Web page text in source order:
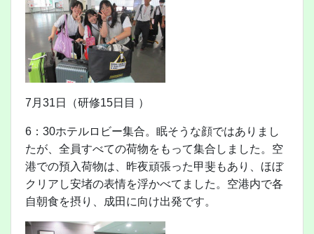
7月31日（研修15日目 ）
6：30ホテルロビー集合。眠そうな顔ではありまし
たが、全員すべての荷物をもって集合しました。空
港での預入荷物は、昨夜頑張った甲斐もあり、ほぼ
クリアし安堵の表情を浮かべてました。空港内で各
自朝食を摂り、成田に向け出発です。